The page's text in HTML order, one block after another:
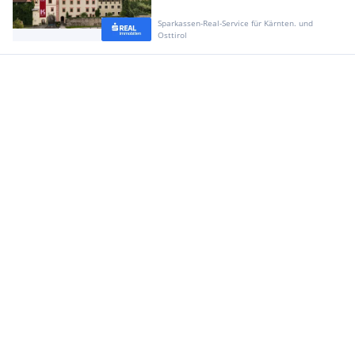
Sparkassen-Real-Service für Kärnten. und
Osttirol